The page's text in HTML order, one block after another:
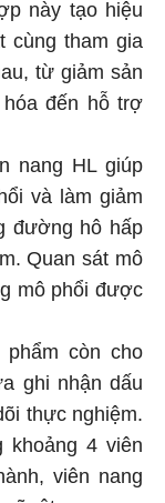
này tạo hiệu
cùng tham gia
từ giảm sản
đến hỗ trợ
nang HL giúp
và làm giảm
đường hô hấp
Quan sát mô
mô phổi được
phẩm còn cho
ghi nhận dấu
thực nghiệm.
4 viên
viên nang